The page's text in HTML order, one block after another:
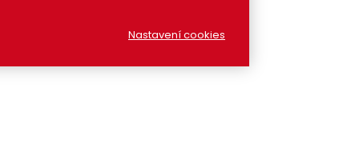
Nastavení cookies